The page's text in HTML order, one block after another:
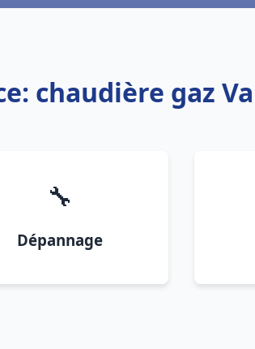
chaudière gaz
🔧
Dépannage